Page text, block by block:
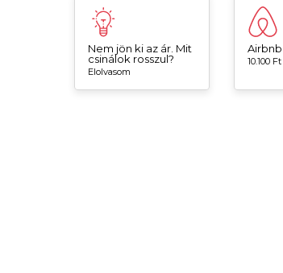
Nem jön ki az ár. Mit
csinálok rosszul?
Elolvasom
Airbnb
10.100